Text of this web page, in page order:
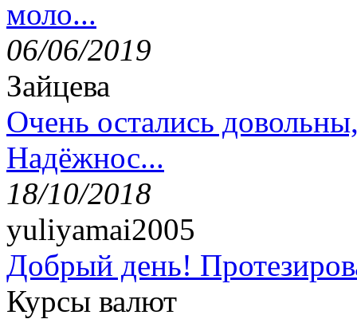
моло...
06/06/2019
Зайцева
Очень остались
Надёжнос...
18/10/2018
yuliyamai2005
Добрый день!
Курсы валют